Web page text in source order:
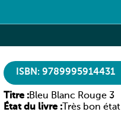
ISBN: 9789995914431
Titre :Bleu Blanc Rouge 3
État du livre : Très bon état